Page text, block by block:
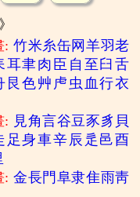
》
: 竹米糸缶网 羊羽老
耳聿肉 臣 自 至 臼舌
艮色艸 虍 虫 血行衣
: 見角言谷豆豕豸 貝
足身車辛辰 辵 邑酉
: 金長門 阜隶隹雨靑